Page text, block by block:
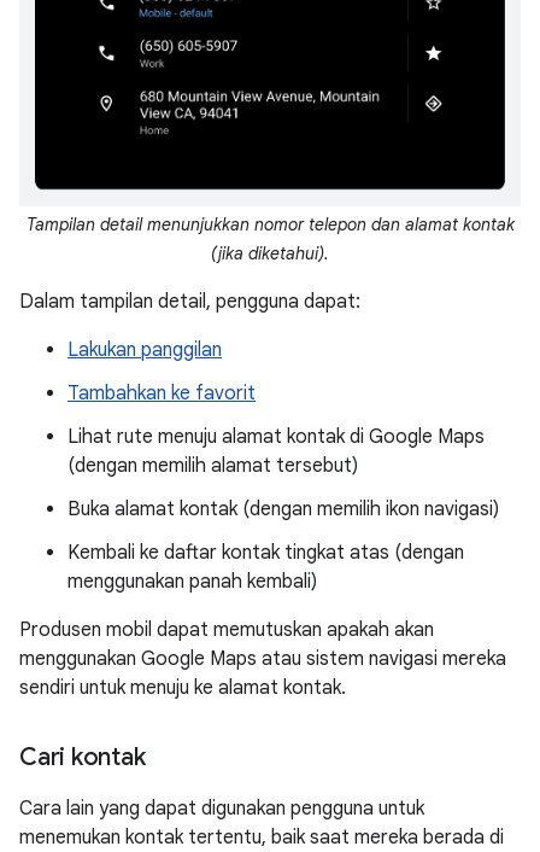
Tampilan detail menunjukkan nomor telepon dan alamat kontak
(jika diketahui).
Dalam tampilan detail, pengguna dapat:
Lakukan panggilan
Tambahkan ke favorit
Lihat rute menuju alamat kontak di Google Maps
(dengan memilih alamat tersebut)
Buka alamat kontak (dengan memilih ikon navigasi)
Kembali ke daftar kontak tingkat atas (dengan
menggunakan panah kembali)
Produsen mobil dapat memutuskan apakah akan
menggunakan Google Maps atau sistem navigasi mereka
sendiri untuk menuju ke alamat kontak.
Cari kontak
Cara lain yang dapat digunakan pengguna untuk
menemukan kontak tertentu, baik saat mereka berada di